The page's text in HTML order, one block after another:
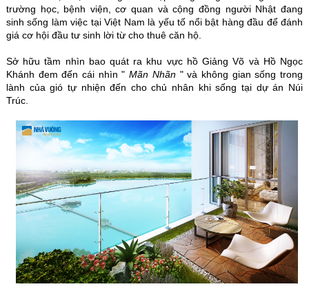
trường học, bệnh viện, cơ quan và cộng đồng người Nhật đang
sinh sống làm việc tại Việt Nam là yếu tố nổi bật hàng đầu để đánh
giá cơ hội đầu tư sinh lời từ cho thuê căn hộ.
Sở hữu tầm nhìn bao quát ra khu vực hồ Giảng Võ và Hồ Ngọc
Khánh đem đến cái nhìn "Mãn Nhãn" và không gian sống trong
lành của gió tự nhiện đến cho chủ nhân khi sống tại dự án Núi
Trúc.